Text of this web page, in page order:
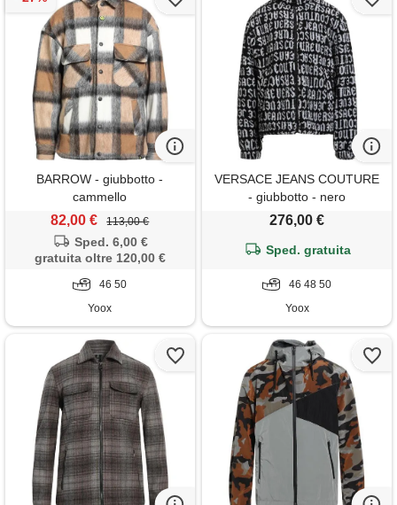
BARROW - giubbotto -
cammello
82,00 € 113,00 €
Sped. 6,00 €
gratuita oltre 120,00 €
46 50
Yoox
VERSACE JEANS COUTURE
- giubbotto - nero
276,00 €
Sped. gratuita
46 48 50
Yoox